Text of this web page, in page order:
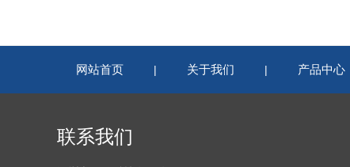
网站首页 | 关于我们 | 产品中心
联系我们